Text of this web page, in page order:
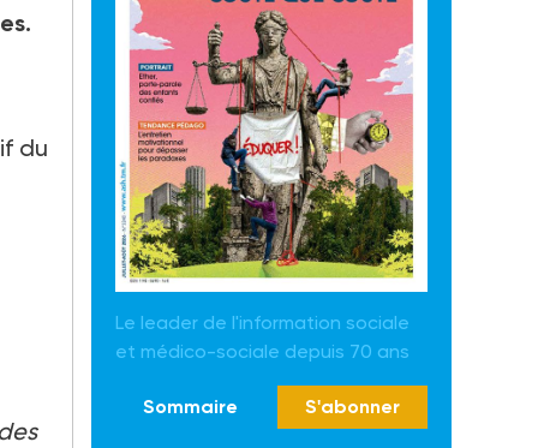
du
Le leader de l'information sociale
et médico-sociale depuis 70 ans
Sommaire S'abonner